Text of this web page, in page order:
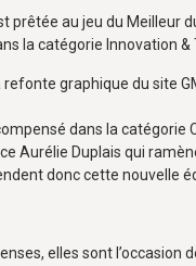
prêtée au jeu du
la catégorie Innovation
graphique du site
dans la
Aurélie Duplais qui
donc cette nouvelle
elles sont